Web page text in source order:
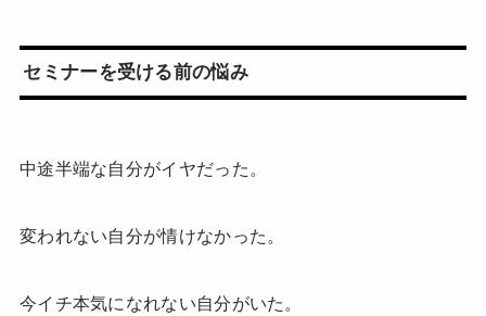
セミナーを受ける前の悩み
中途半端な自分がイヤだった。
変われない自分が情けなかった。
今イチ本気になれない自分がいた。